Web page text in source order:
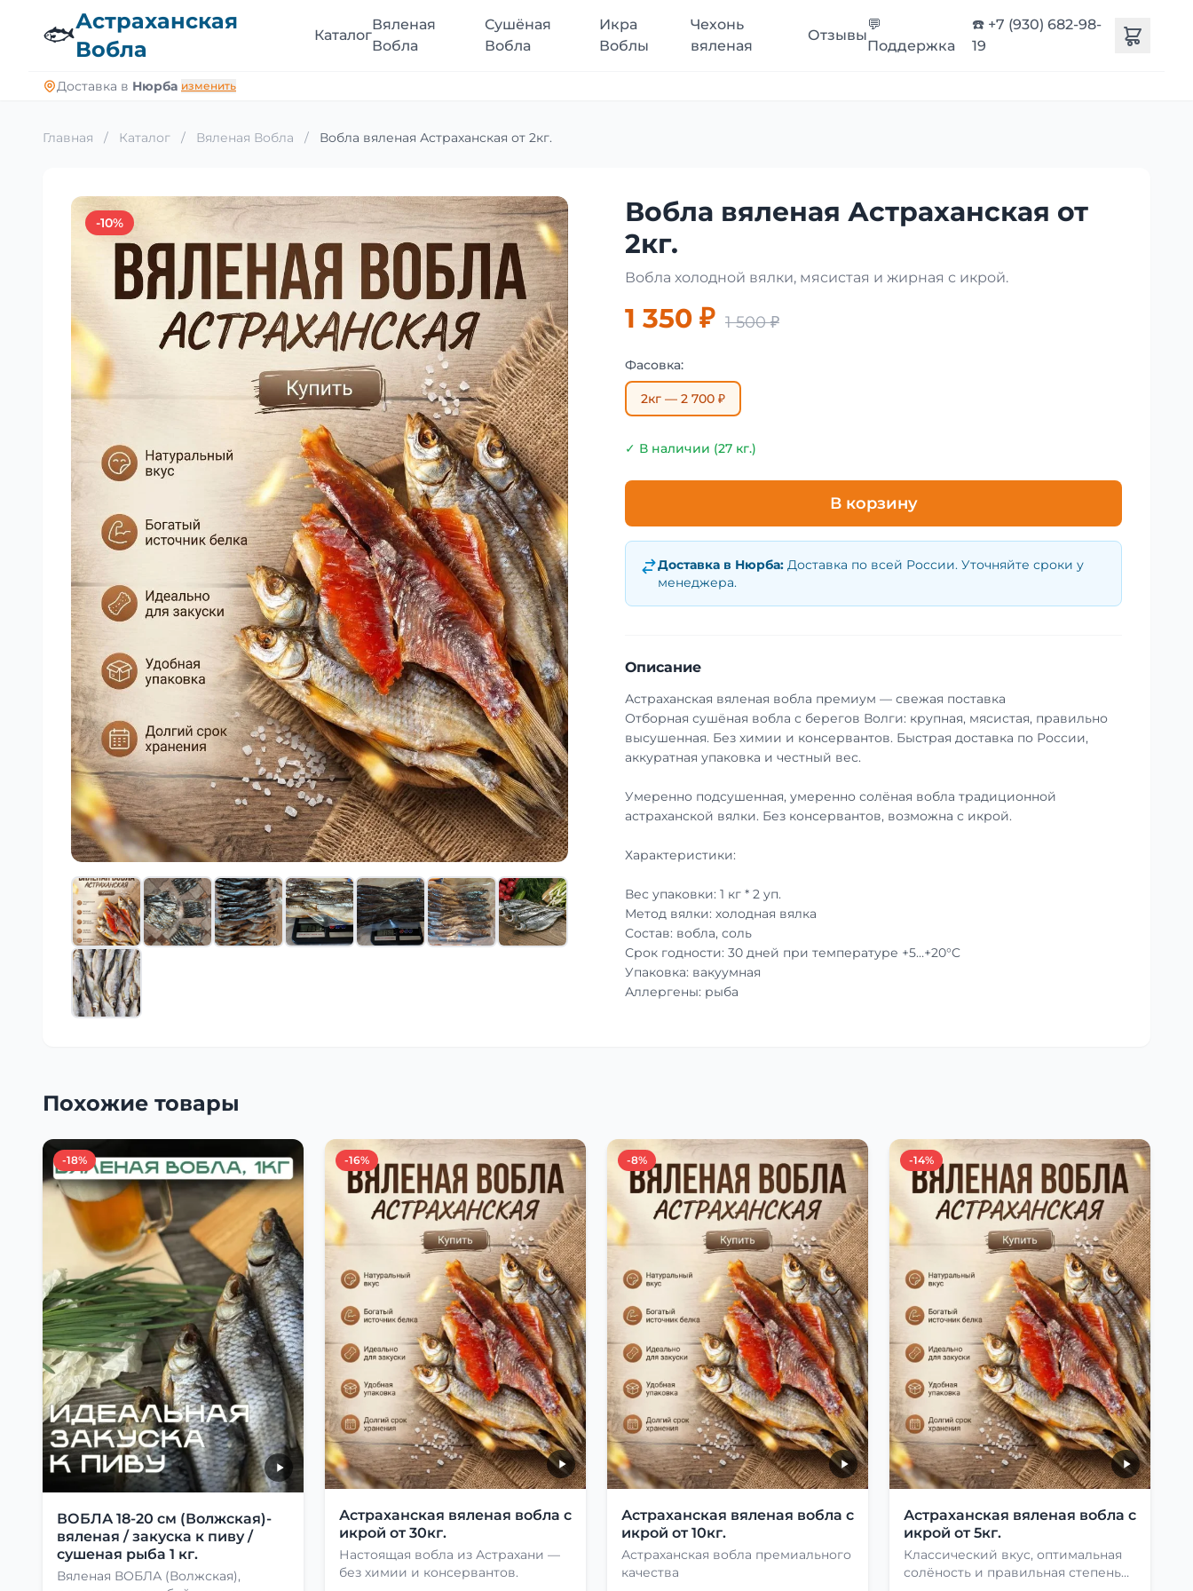
🐟Астраханская
Вобла
Каталог
Вяленая
Вобла
Сушёная
Вобла
Икра
Воблы
Чехонь
вяленая
Отзывы
💬
Поддержка
☎️ +7 (930) 682-98-
19
Доставка в Нюрба изменить
Главная / Каталог / Вяленая Вобла / Вобла вяленая Астраханская от 2кг.
-10%
Вобла вяленая Астраханская от
2кг.
Вобла холодной вялки, мясистая и жирная с икрой.
1 350 ₽ 1 500 ₽
Фасовка:
2кг — 2 700 ₽
✓ В наличии (27 кг.)
В корзину
Доставка в Нюрба: Доставка по всей России. Уточняйте сроки у
менеджера.
Описание
Астраханская вяленая вобла премиум — свежая поставка
Отборная сушёная вобла с берегов Волги: крупная, мясистая, правильно
высушенная. Без химии и консервантов. Быстрая доставка по России,
аккуратная упаковка и честный вес.
Умеренно подсушенная, умеренно солёная вобла традиционной
астраханской вялки. Без консервантов, возможна с икрой.
Характеристики:
Вес упаковки: 1 кг * 2 уп.
Метод вялки: холодная вялка
Состав: вобла, соль
Срок годности: 30 дней при температуре +5…+20°C
Упаковка: вакуумная
Аллергены: рыба
Похожие товары
-18%
ВОБЛА 18-20 см (Волжская)-
вяленая / закуска к пиву /
сушеная рыба 1 кг.
Вяленая ВОБЛА (Волжская),
-16%
Астраханская вяленая вобла с
икрой от 30кг.
Настоящая вобла из Астрахани —
без химии и консервантов.
-8%
Астраханская вяленая вобла с
икрой от 10кг.
Астраханская вобла премиального
качества
-14%
Астраханская вяленая вобла с
икрой от 5кг.
Классический вкус, оптимальная
солёность и правильная степень